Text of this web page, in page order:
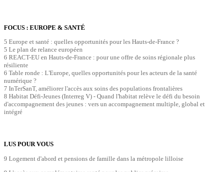
FOCUS : EUROPE & SANTÉ
5 Europe et santé : quelles opportunités pour les Hauts-de-France ?
5 Le plan de relance européen
6 REACT-EU en Hauts-de-France : pour une offre de soins régionale plus
résiliente
6 Table ronde : L'Europe, quelles opportunités pour les acteurs de la santé
numérique ?
7 InTerSanT, améliorer l'accès aux soins des populations frontalières
8 Habitat Défi-Jeunes (Interreg V) - Quand l'habitat relève le défi du besoin
d'accompagnement des jeunes : vers un accompagnement multiple, global et
intégré
LUS POUR VOUS
9 Logement d'abord et pensions de famille dans la métropole lilloise